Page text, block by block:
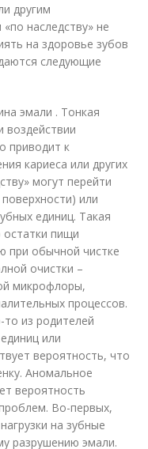
другим
наследству» не
на здоровье зубов
следующие
эмали . Тонкая
воздействии
приводит к
кариеса или других
могут перейти
или
единиц. Такая
остатки пищи
при обычной чистке
очистки –
микрофлоры,
процессов.
то из родителей
или
вероятность, что
Аномальное
вероятность
Во-первых,
на зубные
разрушению эмали.